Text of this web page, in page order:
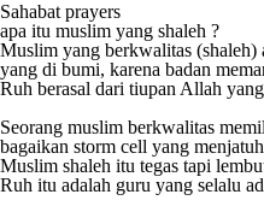
Sahabat prayers
apa itu muslim yang shaleh ?
Muslim yang berkwalitas (shaleh)
yang di bumi, karena badan
Ruh berasal dari tiupan Allah
Seorang muslim berkwalitas
bagaikan storm cell yang
Muslim shaleh itu tegas tapi
Ruh itu adalah guru yang selalu